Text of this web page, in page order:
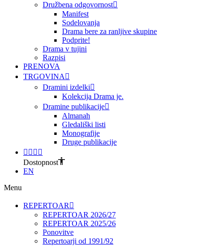
Družbena odgovornost
Manifest
Sodelovanja
Drama bere za ranljive skupine
Podprite!
Drama v tujini
Razpisi
PRENOVA
TRGOVINA
Dramini izdelki
Kolekcija Drama je.
Dramine publikacije
Almanah
Gledališki listi
Monografije
Druge publikacije
Dostopnost
EN
Menu
REPERTOAR
REPERTOAR 2026/27
REPERTOAR 2025/26
Ponovitve
Repertoarji od 1991/92